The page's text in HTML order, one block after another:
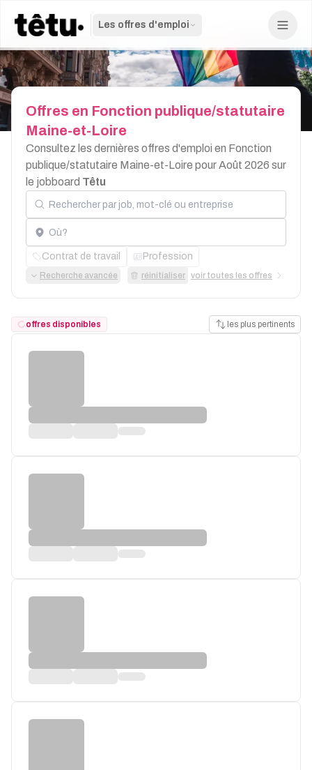
Les offres d'emploi
Offres en Fonction publique/statutaire
Maine-et-Loire
Consultez les dernières offres d'emploi en Fonction
publique/statutaire Maine-et-Loire pour Août 2026 sur
le jobboard Têtu
Rechercher par job, mot-clé ou entreprise
Localisation
Contrat de travail Profession
Recherche avancée réinitialiser voir toutes les offres
offres disponibles les plus pertinents